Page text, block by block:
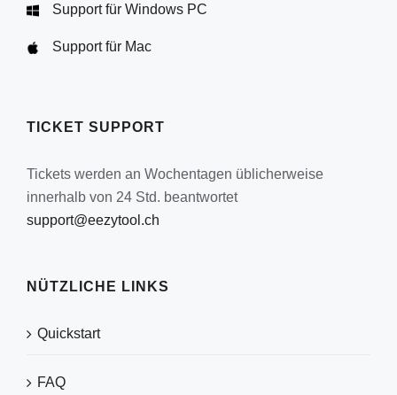
Support für Windows PC
Support für Mac
TICKET SUPPORT
Tickets werden an Wochentagen üblicherweise
innerhalb von 24 Std. beantwortet
support@eezytool.ch
NÜTZLICHE LINKS
Quickstart
FAQ